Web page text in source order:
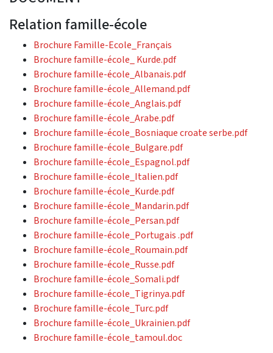
Relation famille-école
Brochure Famille-Ecole_Français
Brochure famille-école_ Kurde.pdf
Brochure famille-école_Albanais.pdf
Brochure famille-école_Allemand.pdf
Brochure famille-école_Anglais.pdf
Brochure famille-école_Arabe.pdf
Brochure famille-école_Bosniaque croate serbe.pdf
Brochure famille-école_Bulgare.pdf
Brochure famille-école_Espagnol.pdf
Brochure famille-école_Italien.pdf
Brochure famille-école_Kurde.pdf
Brochure famille-école_Mandarin.pdf
Brochure famille-école_Persan.pdf
Brochure famille-école_Portugais .pdf
Brochure famille-école_Roumain.pdf
Brochure famille-école_Russe.pdf
Brochure famille-école_Somali.pdf
Brochure famille-école_Tigrinya.pdf
Brochure famille-école_Turc.pdf
Brochure famille-école_Ukrainien.pdf
Brochure famille-école_tamoul.doc